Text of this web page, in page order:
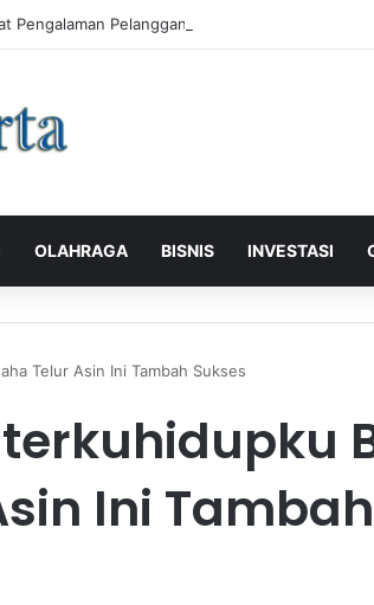
Pengalaman Pelanggan, PLN Icon Plus Sabet
OLAHRAGA BISNIS INVESTASI
Telur Asin Ini Tambah Sukses
Ini Tambah